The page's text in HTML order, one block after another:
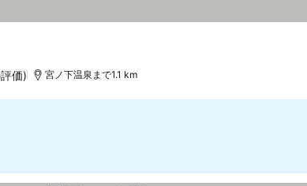
価) 宮ノ下温泉まで1.1 km